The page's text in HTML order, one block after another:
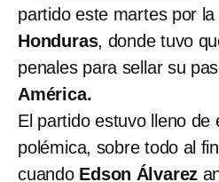
partido este martes por
Honduras, donde tuvo
penales para sellar su
América.
El partido estuvo lleno de
polémica, sobre todo al
cuando Edson Álvarez